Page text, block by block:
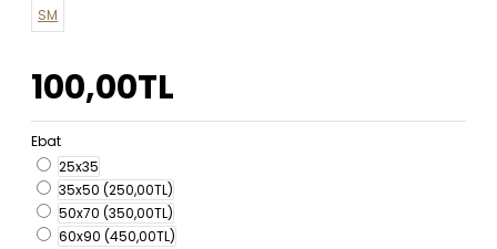
SM
100,00TL
Ebat
25x35
35x50 (250,00TL)
50x70 (350,00TL)
60x90 (450,00TL)